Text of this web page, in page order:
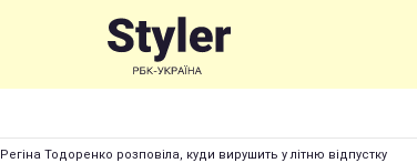
Регіна Тодоренко розповіла, куди вирушить у літню відпустку